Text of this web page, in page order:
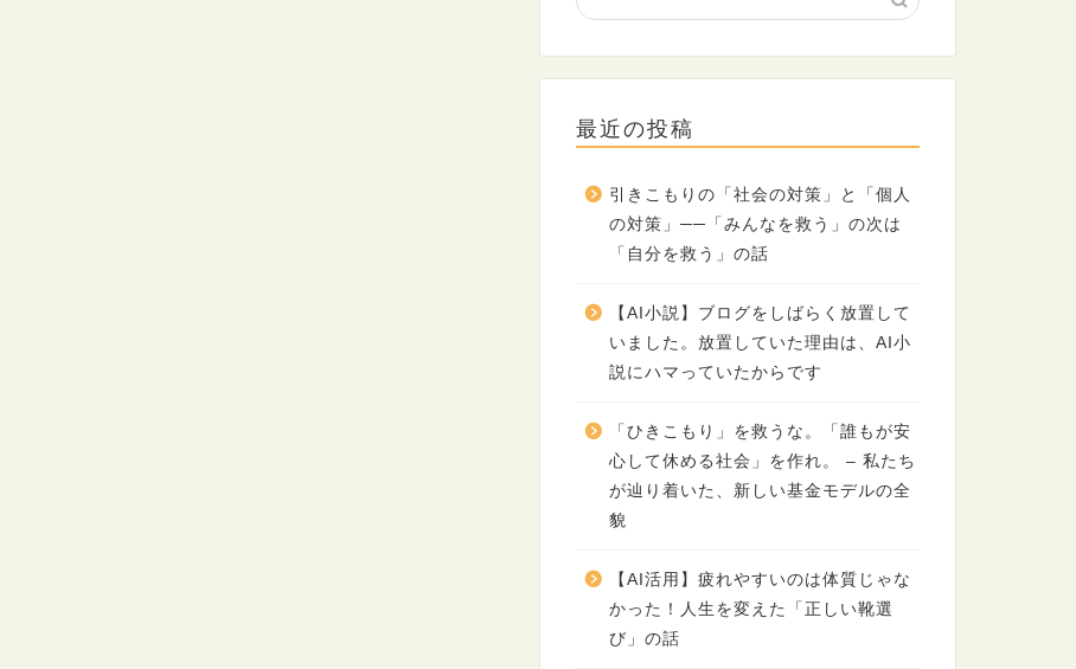
最近の投稿
引きこもりの「社会の対策」と「個人
の対策」──「みんなを救う」の次は
「自分を救う」の話
【AI小説】ブログをしばらく放置して
いました。放置していた理由は、AI小
説にハマっていたからです
「ひきこもり」を救うな。「誰もが安
心して休める社会」を作れ。 – 私たち
が辿り着いた、新しい基金モデルの全
貌
【AI活用】疲れやすいのは体質じゃな
かった！人生を変えた「正しい靴選
び」の話